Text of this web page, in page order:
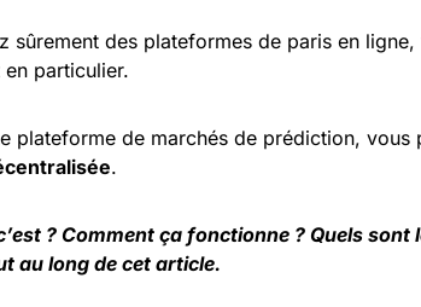
sûrement des plateformes de paris en
en particulier.
plateforme de marchés de prédiction, vous
.
? Comment ça fonctionne ? Quels
au long de cet article.